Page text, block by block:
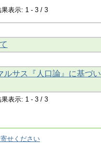
果表示: 1 - 3 / 3
ルサス『人口論』に基づい
果表示: 1 - 3 / 3
せください